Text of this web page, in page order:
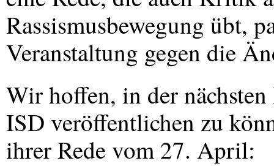
Rassismusbewegung übt,
Veranstaltung gegen die
Wir hoffen, in der
ISD veröffentlichen zu
ihrer Rede vom 27. April: